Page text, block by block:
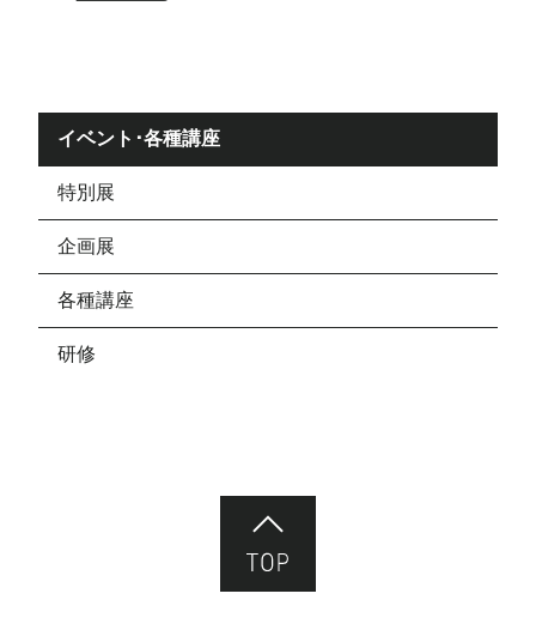
イベント･各種講座
特別展
企画展
各種講座
研修